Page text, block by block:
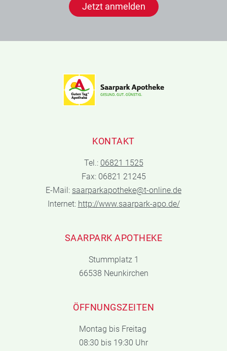
Jetzt anmelden
KONTAKT
Tel.: 06821 1525
Fax: 06821 21245
E-Mail: saarparkapotheke@t-online.de
Internet: http://www.saarpark-apo.de/
SAARPARK APOTHEKE
Stummplatz 1
66538 Neunkirchen
ÖFFNUNGSZEITEN
Montag bis Freitag
08:30 bis 19:30 Uhr